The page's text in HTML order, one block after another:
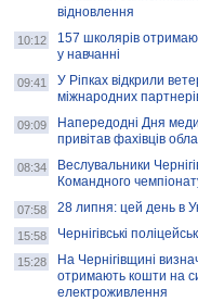
відновлення
10:12
157 школярів
у навчанні
09:41
У Ріпках відкрили
міжнародних
09:09
Напередодні Дня
привітав фахівців
08:34
Веслувальники
Командного
07:58 28 липня: цей день в
15:58 Чернігівські
15:28
На Чернігівщині
отримають кошти на
електроживлення